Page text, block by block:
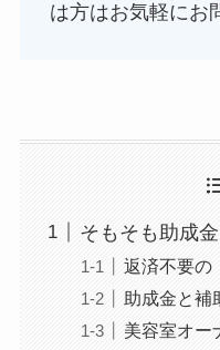
は方はお気軽にお
そもそも助成
返済不要の
助成金と補
美容室オー